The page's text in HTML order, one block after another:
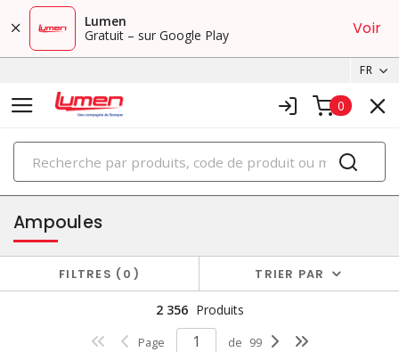
Lumen
Gratuit – sur Google Play
Voir
FR
0
PRODUITS
éclairage
Ampoules
FILTRES 0 TRIER PAR
2 356 Produits
Page de 99